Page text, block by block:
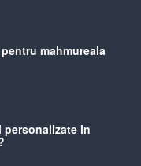
mahmureala
in